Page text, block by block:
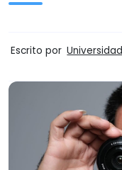
Escrito por